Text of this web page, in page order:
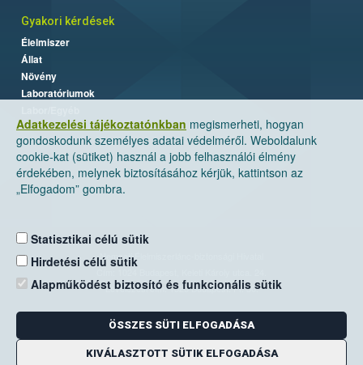
Adatkezelési tájékoztatónkban megismerheti, hogyan
gondoskodunk személyes adatai védelméről. Weboldalunk
cookie-kat (sütiket) használ a jobb felhasználói élmény
érdekében, melynek biztosításához kérjük, kattintson az
„Elfogadom” gombra.
Statisztikai célú sütik
Hirdetési célú sütik
Alapműködést biztosító és funkcionális sütik
ÖSSZES SÜTI ELFOGADÁSA
KIVÁLASZTOTT SÜTIK ELFOGADÁSA
Gyakori kérdések
Élelmiszer
Állat
Növény
Laboratóriumok
Nemzeti Élelmiszerlánc-biztonsági Hivatal
Levelezési cím: 1525 Budapest. Pf. 30.
E-mail:ugyfelszolgalat@nebih.gov.hu
Zöld szám: 06-80/263-244